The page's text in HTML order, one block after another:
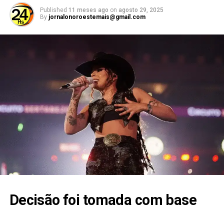
Published 11 meses ago on agosto 29, 2025
By jornalonoroestemais@gmail.com
Decisão foi tomada com base